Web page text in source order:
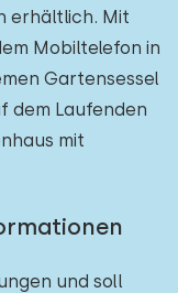
erhältlich. Mit
Mobiltelefon in
Gartensessel
dem Laufenden
mit
und soll